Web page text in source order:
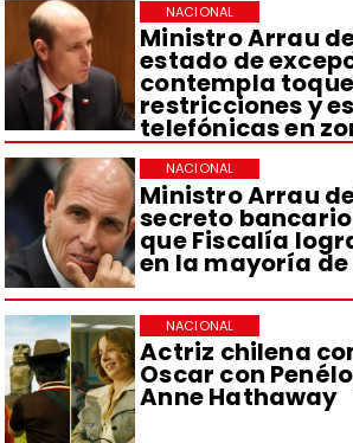
Ministro Arrau
estado de
contempla
restricciones y
telefónicas en
NACIONAL
Ministro Arrau
secreto
que Fiscalía
en la mayoría
NACIONAL
Actriz chilena
Oscar con
Anne Hathaway
NACIONAL